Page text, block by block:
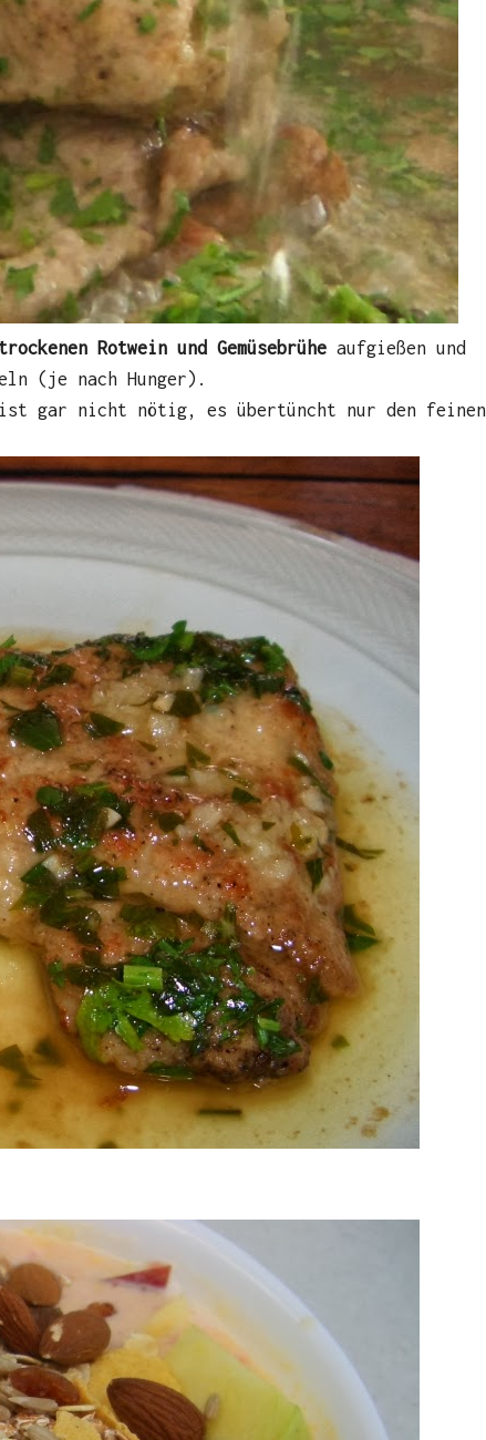
Rotwein und Gemüsebrühe aufgießen und
(je nach Hunger).
ist gar nicht nötig, es übertüncht nur den feinen